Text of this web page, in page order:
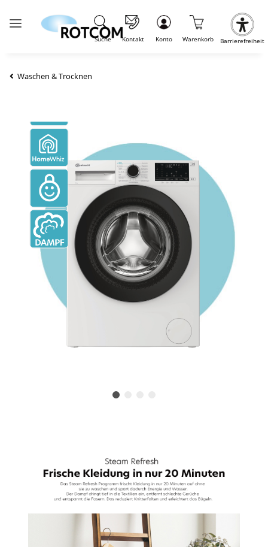
Suche Kontakt Konto Warenkorb Barrierefreiheit
Waschen & Trocknen